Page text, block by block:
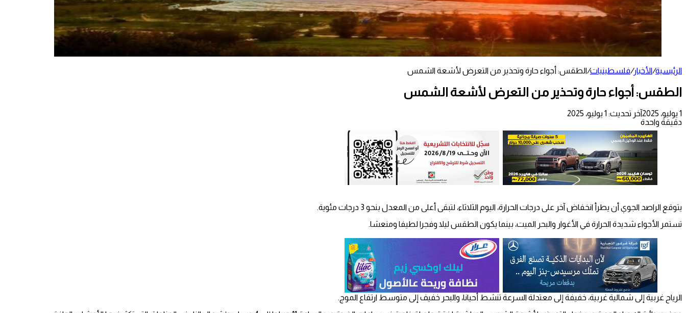
الرئيسية/الأخبار/فلسطينيات/الطقس: أجواء حارة وتحذير من التعرض لأشعة الشمس
الطقس: أجواء حارة وتحذير من التعرض لأشعة الشمس
1 يوليو، 2025
آخر تحديث: 1 يوليو، 2025
دقيقة واحدة
يتوقع الراصد الجوي أن يطرأ انخفاض آخر على درجات الحرارة، اليوم الثلاثاء، لتبقى أعلى من المعدل بنحو 3 درجات مئوية.
تستمر الأجواء شديدة الحرارة في الأغوار والبحر الميت، بينما يكون الطقس ليلا وفجرا لطيفا ومنعشا.
الرياح غربية إلى شمالية غربية، خفيفة إلى معتدلة السرعة تنشط أحيانا، والبحر خفيف إلى متوسط ارتفاع الموج.